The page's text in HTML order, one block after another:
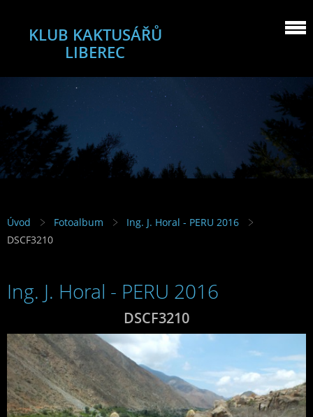
KLUB KAKTUSÁŘŮ
LIBEREC
Úvod Fotoalbum
Ing. J. Horal - PERU 2016
DSCF3210
Ing. J. Horal - PERU 2016
DSCF3210